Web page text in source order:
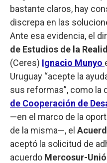
bastante claros, hay
discrepa en las
Ante esa evidencia, el
de Estudios de la
(Ceres) Ignacio Munyo
Uruguay “acepte la
sus reformas”, como la
de Cooperación de
—en el marco de la
de la misma—, el
aceptó la solicitud de
acuerdo Mercosur-